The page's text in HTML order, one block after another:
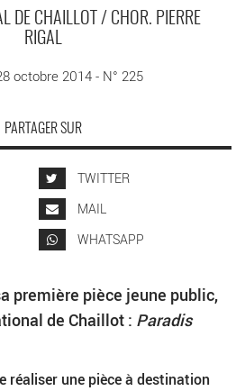
DE CHAILLOT / CHOR. PIERRE
RIGAL
octobre 2014 - N° 225
PARTAGER SUR
TWITTER
MAIL
WHATSAPP
première pièce jeune public,
de Chaillot : Paradis
réaliser une pièce à destination